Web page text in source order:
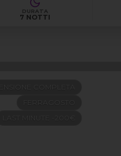
DURATA
7 NOTTI